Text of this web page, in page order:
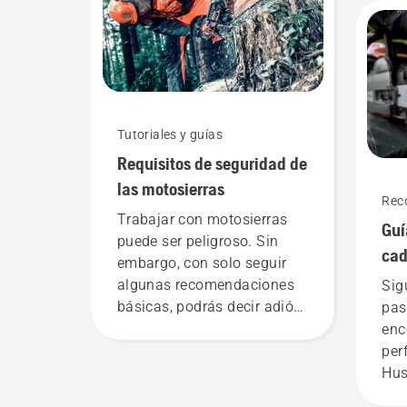
Tutoriales y guías
Requisitos de seguridad de
las motosierras
Trabajar con motosierras
puede ser peligroso. Sin
embargo, con solo seguir
algunas recomendaciones
básicas, podrás decir adiós